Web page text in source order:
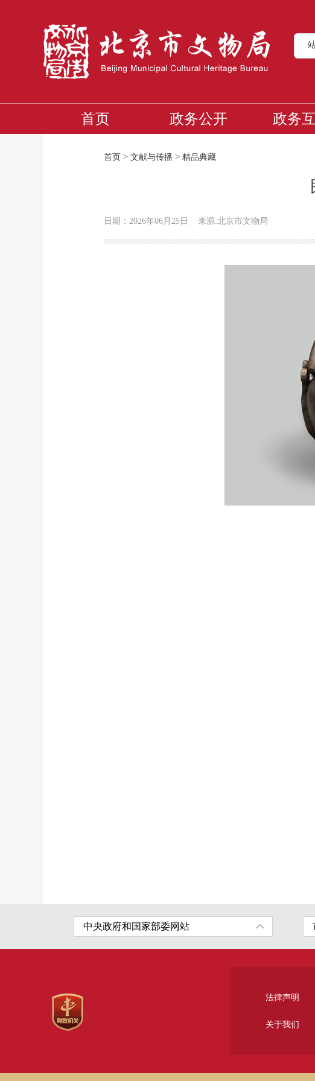
首页 政务公开 政务
首页 > 文献与传播 > 精品典藏
日期：2026年06月25日 来源:北京市文物局
法律声明
关于我们